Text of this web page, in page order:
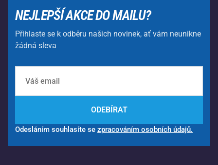
NEJLEPŠÍ AKCE DO MAILU?
Přihlaste se k odběru našich novinek, ať vám neunikne
žádná sleva
ODEBÍRAT
Odesláním souhlasíte se zpracováním osobních údajů.